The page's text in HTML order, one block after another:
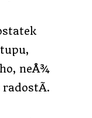
neÅ¾